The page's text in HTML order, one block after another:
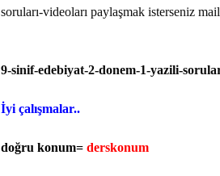
soruları-videoları paylaşmak isterseniz
9-sinif-edebiyat-2-donem-1-yazili-
İyi çalışmalar..
doğru konum= derskonum